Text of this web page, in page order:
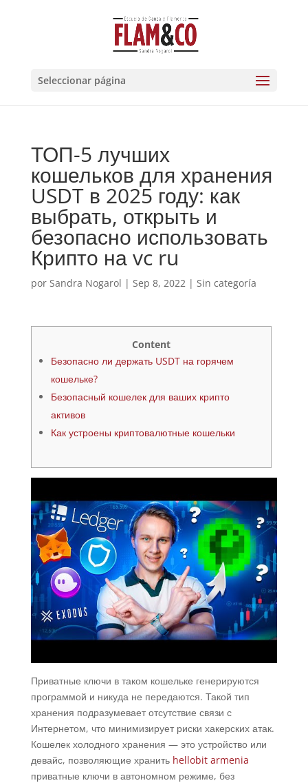
Seleccionar página
ТОП-5 лучших
кошельков для хранения
USDT в 2025 году: как
выбрать, открыть и
безопасно использовать
Крипто на vc ru
por Sandra Nogarol | Sep 8, 2022| Sin categoría
Content
Безопасно ли держать USDT на горячем
кошельке?
Безопасный кошелек для ваших крипто
активов
Как устроены криптовалютные кошельки
Приватные ключи в таком кошельке генерируются
программой и никуда не передаются. Такой тип
хранения подразумевает отсутствие связи с
Интернетом, что минимизирует риски хакерских атак.
Кошелек холодного хранения — это устройство или
девайс, позволяющие хранить hellobit armenia
приватные ключи в автономном режиме, без